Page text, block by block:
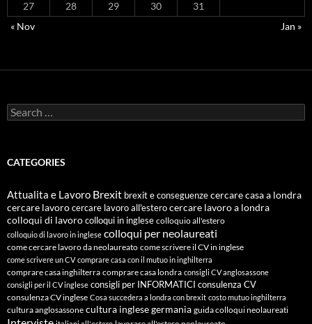
27
28 29 30
31
« Nov
Jan »
Search
for:
CATEGORIES
Attualita e Lavoro Brexit brexit e conseguenzecercare casa a londra
cercare lavorocercare lavoro all'esterocercare lavoro a londra
colloqui di lavorocolloqui in inglese colloquio all'estero
colloquio di lavoro in inglese colloqui per neolaureati
come cercare lavoro da neolaureato come scrivere il CV in inglese
come scrivere un CV comprare casa con il mutuo in inghilterra
comprare casa inghilterra comprare casa londra consigli CV anglosassone
consigli per il CV inglese consigli per INFORMATICI consulenza CV
consulenza CV inglese Cosa succedera a londra con brexit costo mutuo inghilterra
cultura anglosassone cultura inglesegermania guida colloqui neolaureati